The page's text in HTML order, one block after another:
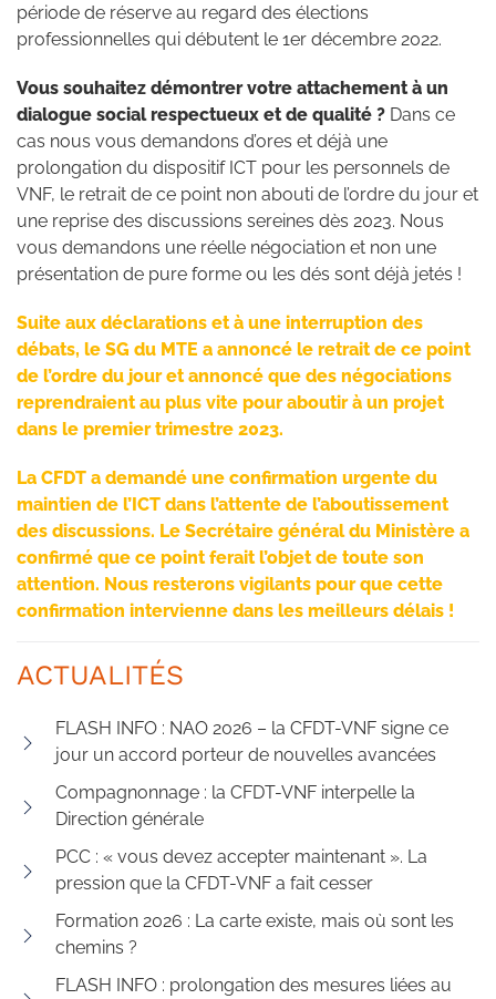
période de réserve au regard des élections
professionnelles qui débutent le 1er décembre 2022.
Vous souhaitez démontrer votre attachement à un
dialogue social respectueux et de qualité ? Dans ce
cas nous vous demandons d’ores et déjà une
prolongation du dispositif ICT pour les personnels de
VNF, le retrait de ce point non abouti de l’ordre du jour et
une reprise des discussions sereines dès 2023. Nous
vous demandons une réelle négociation et non une
présentation de pure forme ou les dés sont déjà jetés !
Suite aux déclarations et à une interruption des
débats, le SG du MTE a annoncé le retrait de ce point
de l’ordre du jour et annoncé que des négociations
reprendraient au plus vite pour aboutir à un projet
dans le premier trimestre 2023.
La CFDT a demandé une confirmation urgente du
maintien de l’ICT dans l’attente de l’aboutissement
des discussions. Le Secrétaire général du Ministère a
confirmé que ce point ferait l’objet de toute son
attention. Nous resterons vigilants pour que cette
confirmation intervienne dans les meilleurs délais !
ACTUALITÉS
FLASH INFO : NAO 2026 – la CFDT-VNF signe ce
jour un accord porteur de nouvelles avancées
Compagnonnage : la CFDT-VNF interpelle la
Direction générale
PCC : « vous devez accepter maintenant ». La
pression que la CFDT-VNF a fait cesser
Formation 2026 : La carte existe, mais où sont les
chemins ?
FLASH INFO : prolongation des mesures liées au